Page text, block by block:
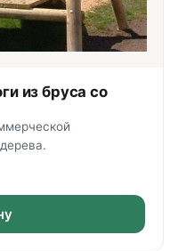
из бруса со